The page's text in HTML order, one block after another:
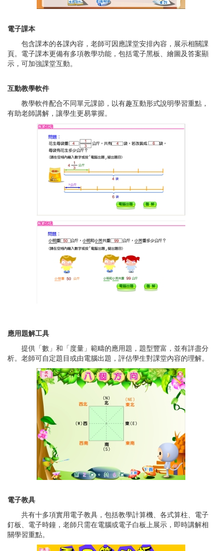
電子課本
包含課本的各課內容，老師可因應課堂安排內容，展示相關課
頁。電子課本更備有多項教學功能，包括電子黑板、繪圖及答案顯
示，可加強課堂互動。
互動教學軟件
教學軟件配合不同單元課節，以有趣互動形式說明學習重點，
有助老師講解，讓學生更易掌握。
應用題解工具
提供「數」和「度量」範疇的應用題，題型豐富，並有詳盡分
析。老師可自定題目或由電腦出題，評估學生對課堂內容的理解。
電子教具
共有十多項實用電子教具，包括教學計算機、各式算柱、電子
釘板、電子時鐘，老師只需在電腦或電子白板上展示，即時講解相
關學習重點。